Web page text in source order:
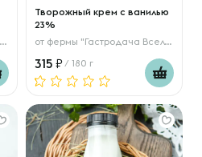
Творожный крем с ванилью
23%
от фермы "Гастродача Вселуг"
315 / 180 г